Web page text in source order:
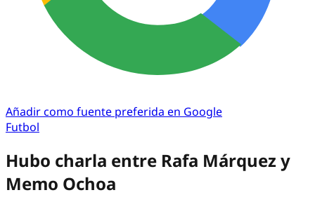
Añadir como fuente preferida en Google
Futbol
Hubo charla entre Rafa Márquez y
Memo Ochoa